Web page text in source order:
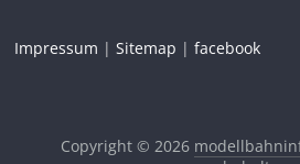
Impressum |Sitemap |facebook
Copyright © 2026